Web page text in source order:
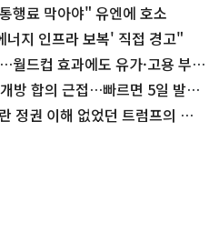
행료 막아야" 유엔에 호소
지 인프라 보복' 직접 경고"
월드컵 효과에도 유가·고용 부
방 합의 근접…빠르면 5일 발
정권 이해 없었던 트럼프의 좌